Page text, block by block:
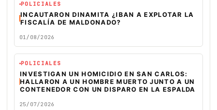
POLICIALES
INCAUTARON DINAMITA ¿IBAN A EXPLOTAR LA
FISCALÍA DE MALDONADO?
01/08/2026
POLICIALES
INVESTIGAN UN HOMICIDIO EN SAN CARLOS:
HALLARON A UN HOMBRE MUERTO JUNTO A UN
CONTENEDOR CON UN DISPARO EN LA ESPALDA
25/07/2026